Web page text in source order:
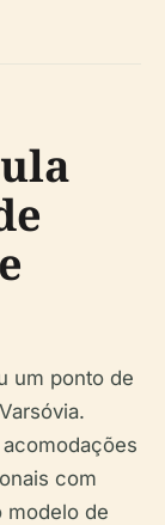
um ponto de
com
modelo de